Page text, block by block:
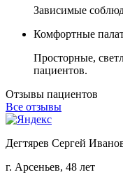
Зависимые
Комфортные
Просторные,
пациентов.
Отзывы пациентов
Все отзывы
Дегтярев Сергей
г. Арсеньев, 48 лет